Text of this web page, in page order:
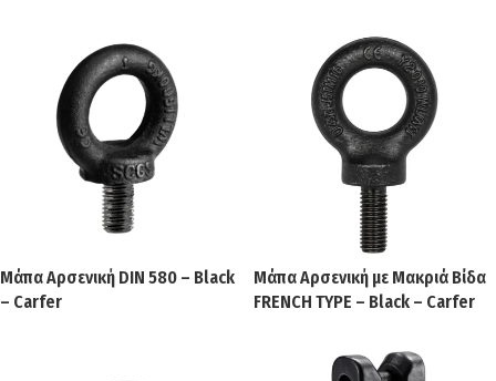
Μάπα Αρσενική DIN 580 – Black
– Carfer
Μάπα Αρσενική με Μακριά Βίδα
FRENCH TYPE – Black – Carfer